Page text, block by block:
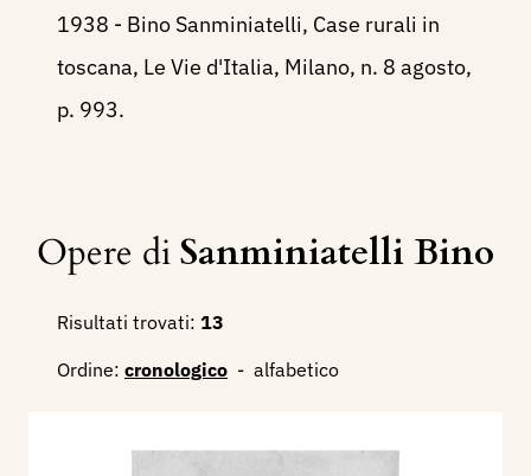
1938 - Bino Sanminiatelli, Case rurali in
toscana, Le Vie d'Italia, Milano, n. 8 agosto,
p. 993.
Opere diSanminiatelli Bino
Risultati trovati: 13
Ordine: cronologico - alfabetico